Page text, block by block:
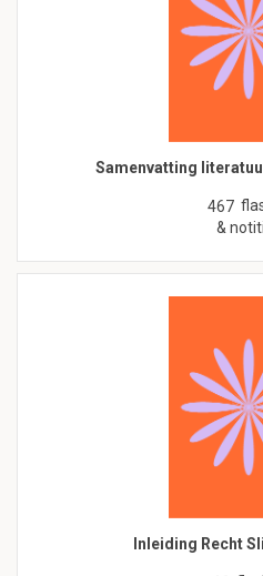
Samenvatting
467
&
Inleiding Recht